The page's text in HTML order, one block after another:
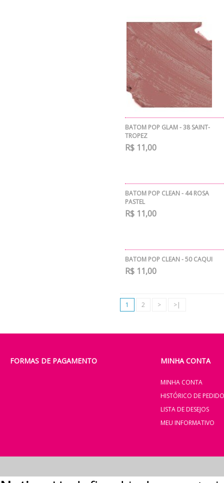
BATOM POP GLAM - 38 SAINT-
TROPEZ
R$ 11,00
BATOM POP CLEAN - 44 ROSA
PASTEL
R$ 11,00
BATOM POP CLEAN - 50 CAQUI
R$ 11,00
1 2 > >|
FORMAS DE PAGAMENTO MINHA CONTA
MINHA CONTA
HISTÓRICO DE
LISTA DE DESEJOS
MEU INFORMATIVO